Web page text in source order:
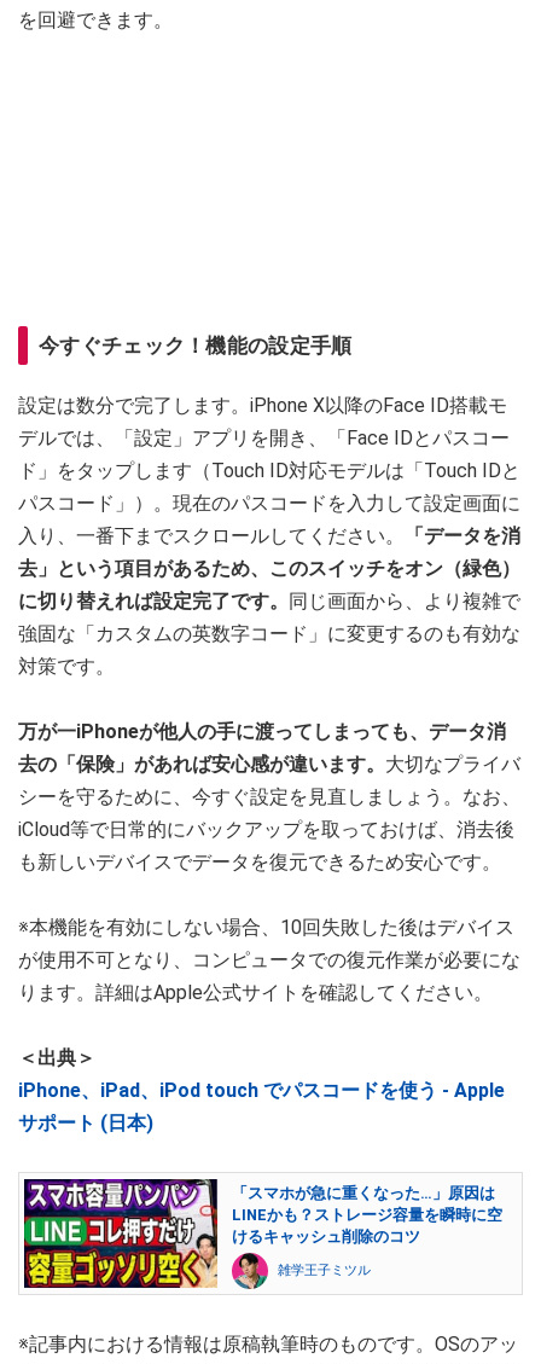
を回避できます。
今すぐチェック！機能の設定手順
設定は数分で完了します。iPhone X以降のFace ID搭載モ
デルでは、「設定」アプリを開き、「Face IDとパスコー
ド」をタップします（Touch ID対応モデルは「Touch IDと
パスコード」）。現在のパスコードを入力して設定画面に
入り、一番下までスクロールしてください。
「データを消
去」という項目があるため、このスイッチをオン（緑色）
に切り替えれば設定完了です。 同じ画面から、より複雑で
強固な「カスタムの英数字コード」に変更するのも有効な
対策です。
万が一iPhoneが他人の手に渡ってしまっても、データ消
去の「保険」があれば安心感が違います。 大切なプライバ
シーを守るために、今すぐ設定を見直しましょう。なお、
iCloud等で日常的にバックアップを取っておけば、消去後
も新しいデバイスでデータを復元できるため安心です。
※本機能を有効にしない場合、10回失敗した後はデバイス
が使用不可となり、コンピュータでの復元作業が必要にな
ります。詳細はApple公式サイトを確認してください。
＜出典＞
iPhone、iPad、iPod touch でパスコードを使う - Apple
サポート (日本)
「スマホが急に重くなった…」原因は
LINEかも？ストレージ容量を瞬時に空
けるキャッシュ削除のコツ
雑学王子ミツル
※記事内における情報は原稿執筆時のものです。OSのアッ